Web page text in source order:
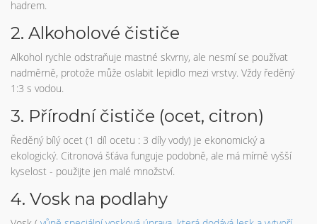
hadrem.
2. Alkoholové čističe
Alkohol rychle odstraňuje mastné skvrny, ale nesmí se používat
nadměrně, protože může oslabit lepidlo mezi vrstvy. Vždy ředěný
1:3 s vodou.
3. Přírodní čističe (ocet, citron)
Ředěný bílý ocet (1 díl ocetu : 3 díly vody) je ekonomický a
ekologický. Citronová šťáva funguje podobně, ale má mírně vyšší
kyselost - použijte jen malé množství.
4. Vosk na podlahy